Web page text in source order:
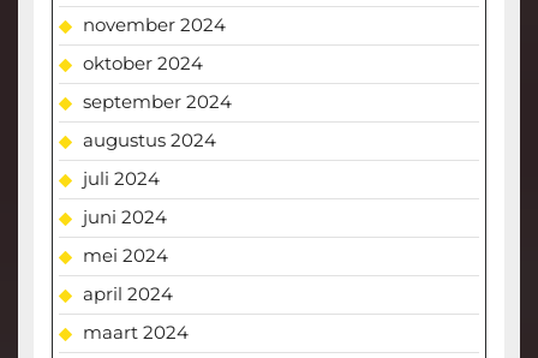
november 2024
oktober 2024
september 2024
augustus 2024
juli 2024
juni 2024
mei 2024
april 2024
maart 2024